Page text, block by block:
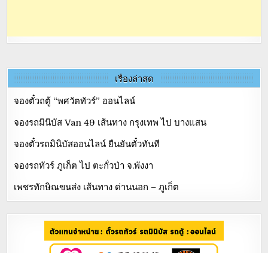
เรื่องล่าสุด
จองตั๋วถตู้ “พศวัตทัวร์” ออนไลน์
จองรถมินิบัส Van 49 เส้นทาง กรุงเทพ ไป บางแสน
จองตั๋วรถมินิบัสออนไลน์ ยืนยันตั๋วทันที
จองรถทัวร์ ภูเก็ต ไป ตะกั่วป่า จ.พังงา
เพชรทักษิณขนส่ง เส้นทาง ด่านนอก – ภูเก็ต